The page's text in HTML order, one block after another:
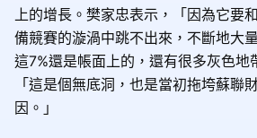
上的增長。樊家忠表示，「因為它要
備競賽的漩渦中跳不出來，不斷地大
這7%還是帳面上的，還有很多灰色地
「這是個無底洞，也是當初拖垮蘇聯
因。」